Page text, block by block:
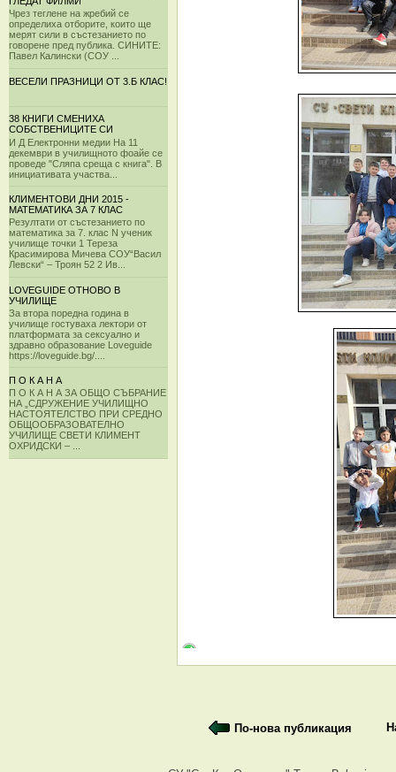
Чрез теглене на жребий се
определиха отборите, които ще
мерят сили в състезанието по
говорене пред публика. СИНИТЕ:
Павел Калински (СОУ ...
ВЕСЕЛИ ПРАЗНИЦИ ОТ 3.Б КЛАС!
38 КНИГИ СМЕНИХА
СОБСТВЕНИЦИТЕ СИ
И Д Електронни медии На 11
декември в училищното фоайе се
проведе "Сляпа среща с книга". В
инициативата участва...
КЛИМЕНТОВИ ДНИ 2015 -
МАТЕМАТИКА ЗА 7 КЛАС
Резултати от състезанието по
математика за 7. клас N ученик
училище точки 1 Тереза
Красимирова Мичева СОУ“Васил
Левски“ – Троян 52 2 Ив...
LOVEGUIDE ОТНОВО В
УЧИЛИЩЕ
За втора поредна година в
училище гостуваха лектори от
платформата за сексуално и
здравно образование Loveguide
https://loveguide.bg/....
П О К А Н А
П О К А Н А ЗА ОБЩО СЪБРАНИЕ
НА „СДРУЖЕНИЕ УЧИЛИЩНО
НАСТОЯТЕЛСТВО ПРИ СРЕДНО
ОБЩООБРАЗОВАТЕЛНО
УЧИЛИЩЕ СВЕТИ КЛИМЕНТ
ОХРИДСКИ – ...
По-нова публикация